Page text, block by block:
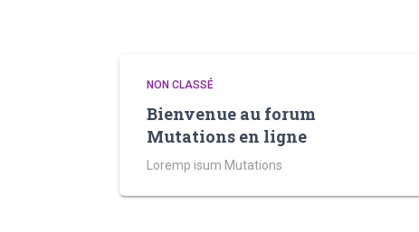
NON CLASSÉ
Bienvenue au forum
Mutations en ligne
Loremp isum Mutations